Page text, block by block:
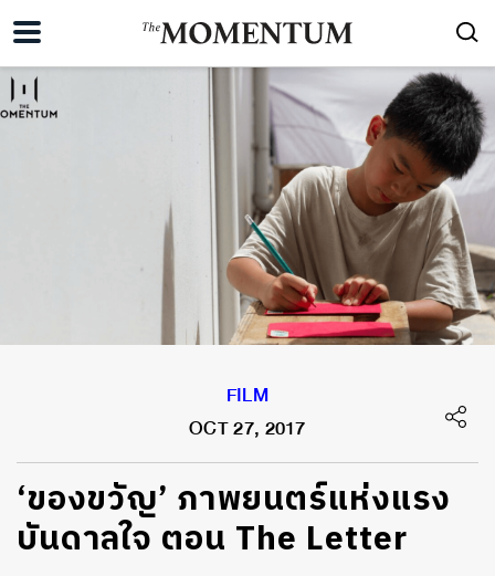
FILM
OCT 27, 2017
‘ของขวัญ’ ภาพยนตร์แห่งแรง
บันดาลใจ ตอน The Letter